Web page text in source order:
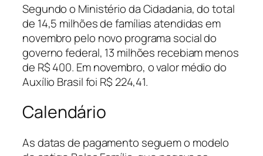
Segundo o Ministério da Cidadania, do total
de 14,5 milhões de famílias atendidas em
novembro pelo novo programa social do
governo federal, 13 milhões recebiam menos
de R$ 400. Em novembro, o valor médio do
Auxílio Brasil foi R$ 224,41.
Calendário
As datas de pagamento seguem o modelo